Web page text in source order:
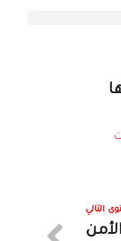
التالي